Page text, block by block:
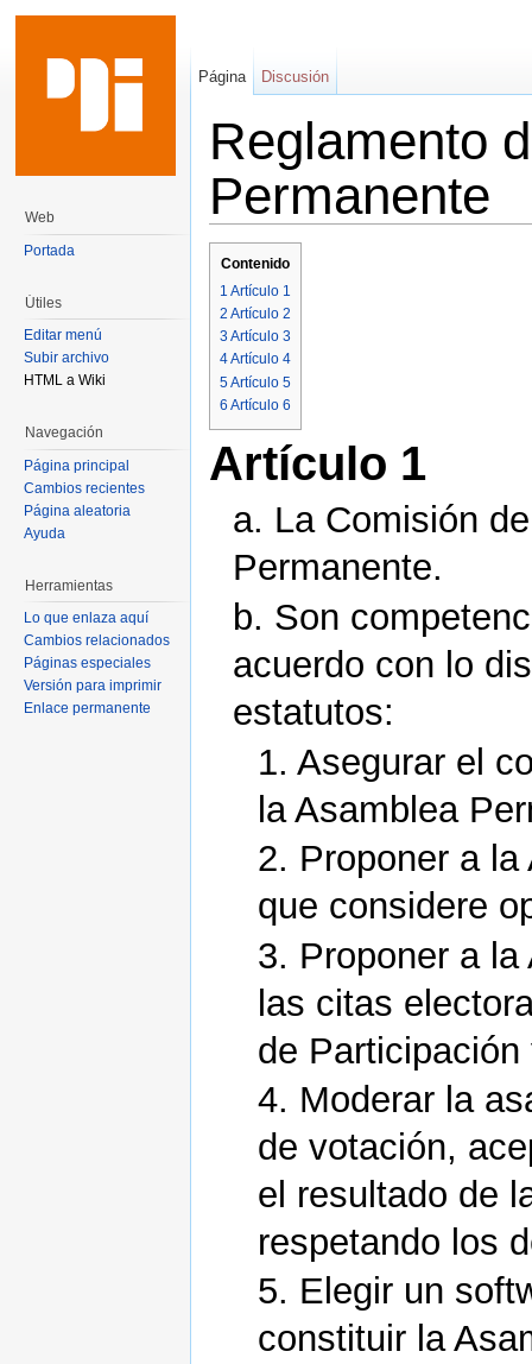
Reglamento
Permanente
Contenido
1 Artículo 1
2 Artículo 2
3Artículo 3
4Artículo 4
5Artículo 5
6 Artículo 6
Artículo 1
a. La Comisión
Permanente.
b. Son
acuerdo con lo
estatutos:
1. Asegurar el
la Asamblea
2. Proponer a
que considere
3. Proponer a
las citas
de
4. Moderar la
de votación,
el resultado de
respetando los
5. Elegir un
constituir la
Página Discusión
Web
Portada
Útiles
Editar menú
Subir archivo
HTML a Wiki
Navegación
Página principal
Cambios recientes
Página aleatoria
Ayuda
Herramientas
Lo que enlaza aquí
Cambios relacionados
Páginas especiales
Versión para imprimir
Enlace permanente